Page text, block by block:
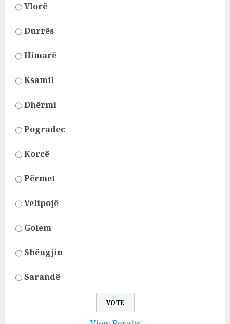
Vlorë
Durrës
Himarë
Ksamil
Dhërmi
Pogradec
Korcë
Përmet
Velipojë
Golem
Shëngjin
Sarandë